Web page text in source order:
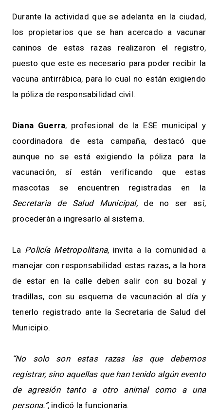
Durante la actividad que se adelanta en la ciudad,
los propietarios que se han acercado a vacunar
caninos de estas razas realizaron el registro,
puesto que este es necesario para poder recibir la
vacuna antirrábica, para lo cual no están exigiendo
la póliza de responsabilidad civil.
Diana Guerra, profesional de la ESE municipal y
coordinadora de esta campaña, destacó que
aunque no se está exigiendo la póliza para la
vacunación, sí están verificando que estas
mascotas se encuentren registradas en la
Secretaria de Salud Municipal,de no ser así,
procederán a ingresarlo al sistema.
La Policía Metropolitana, invita a la comunidad a
manejar con responsabilidad estas razas, a la hora
de estar en la calle deben salir con su bozal y
tradillas, con su esquema de vacunación al día y
tenerlo registrado ante la Secretaria de Salud del
Municipio.
“No solo son estas razas las que debemos
registrar, sino aquellas que han tenido algún evento
de agresión tanto a otro animal como a una
persona.”, indicó la funcionaria.